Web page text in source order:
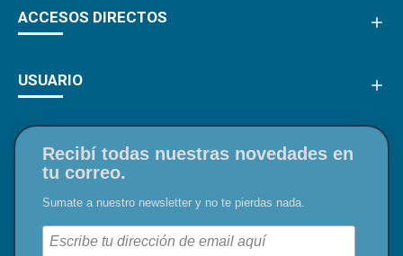
ACCESOS DIRECTOS
USUARIO
Recibí todas nuestras novedades en
tu correo.
Sumate a nuestro newsletter y no te pierdas nada.